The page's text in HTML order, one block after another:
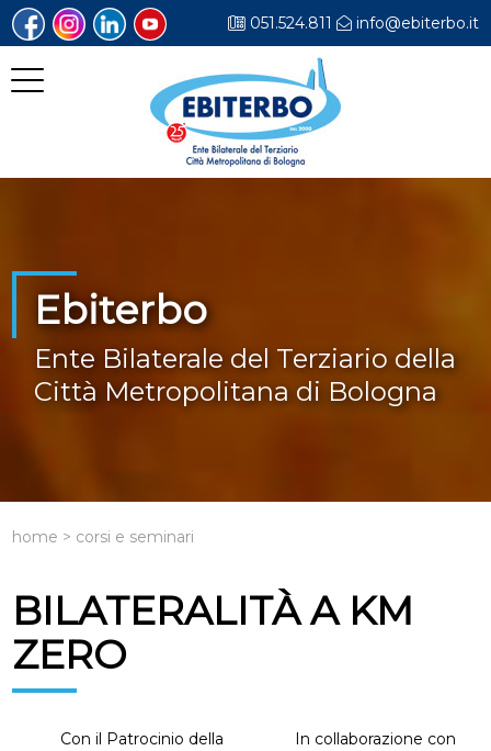
051.524.811 info@ebiterbo.it
Ebiterbo
Ente Bilaterale del Terziario della
Città Metropolitana di Bologna
home > corsi e seminari
BILATERALITÀ A KM
ZERO
Con il Patrocinio della In collaborazione con